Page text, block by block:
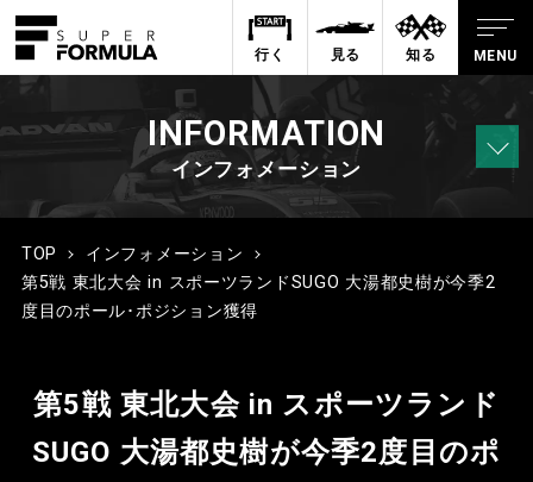
行く 見る 知る
INFORMATION
インフォメーション
TOP
インフォメーション
第5戦 東北大会 in スポーツランドSUGO 大湯都史樹が今季2
度目のポール･ポジション獲得
第5戦 東北大会 in スポーツランド
SUGO 大湯都史樹が今季2度目のポ